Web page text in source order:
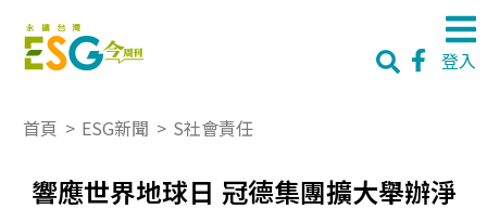
登入
首頁 > ESG新聞 > S社會責任
響應世界地球日 冠德集團擴大舉辦淨